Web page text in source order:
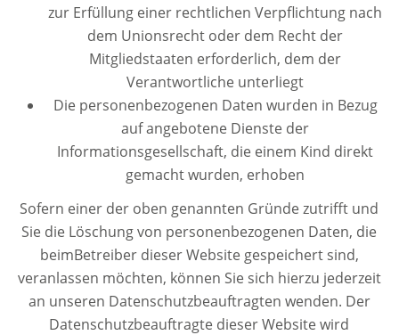
zur Erfüllung einer rechtlichen Verpflichtung nach
dem Unionsrecht oder dem Recht der
Mitgliedstaaten erforderlich, dem der
Verantwortliche unterliegt
Die personenbezogenen Daten wurden in Bezug
auf angebotene Dienste der
Informationsgesellschaft, die einem Kind direkt
gemacht wurden, erhoben
Sofern einer der oben genannten Gründe zutrifft und
Sie die Löschung von personenbezogenen Daten, die
beimBetreiber dieser Website gespeichert sind,
veranlassen möchten, können Sie sich hierzu jederzeit
an unseren Datenschutzbeauftragten wenden. Der
Datenschutzbeauftragte dieser Website wird